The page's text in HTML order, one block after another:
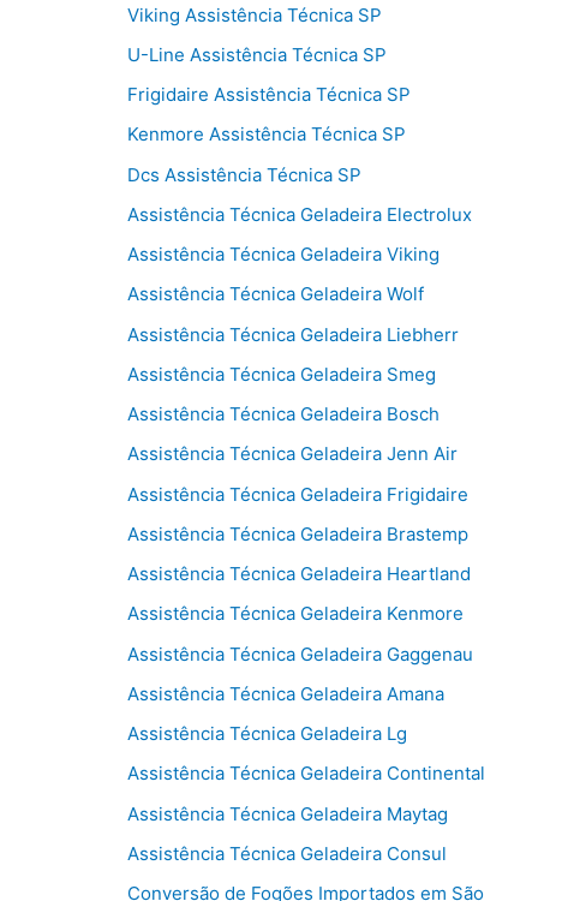
Viking Assistência Técnica SP
U-Line Assistência Técnica SP
Frigidaire Assistência Técnica SP
Kenmore Assistência Técnica SP
Dcs Assistência Técnica SP
Assistência Técnica Geladeira Electrolux
Assistência Técnica Geladeira Viking
Assistência Técnica Geladeira Wolf
Assistência Técnica Geladeira Liebherr
Assistência Técnica Geladeira Smeg
Assistência Técnica Geladeira Bosch
Assistência Técnica Geladeira Jenn Air
Assistência Técnica Geladeira Frigidaire
Assistência Técnica Geladeira Brastemp
Assistência Técnica Geladeira Heartland
Assistência Técnica Geladeira Kenmore
Assistência Técnica Geladeira Gaggenau
Assistência Técnica Geladeira Amana
Assistência Técnica Geladeira Lg
Assistência Técnica Geladeira Continental
Assistência Técnica Geladeira Maytag
Assistência Técnica Geladeira Consul
Conversão de Fogões Importados em São